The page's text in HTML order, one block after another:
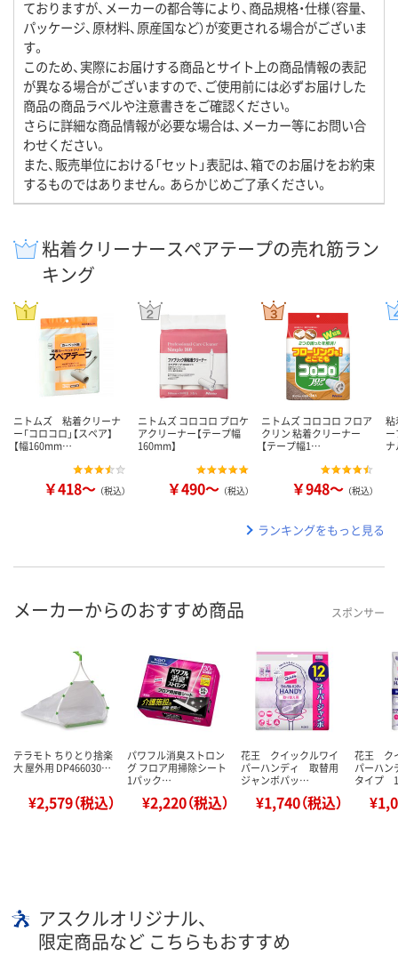
ておりますが、メーカーの都合等により、商品規格・仕様（容量、
パッケージ、原材料、原産国など）が変更される場合がございま
す。
このため、実際にお届けする商品とサイト上の商品情報の表記
が異なる場合がございますので、ご使用前には必ずお届けした
商品の商品ラベルや注意書きをご確認ください。
さらに詳細な商品情報が必要な場合は、メーカー等にお問い合
わせください。
また、販売単位における「セット」表記は、箱でのお届けをお約束
するものではありません。あらかじめご了承ください。
粘着クリーナースペアテープの売れ筋ラン
キング
ニトムズ 粘着クリーナ
ー「コロコロ」【スペア】
【幅160mm…
￥418～ （税込）
ニトムズ コロコロ プロケ
アクリーナー【テープ幅
160mm】
￥490～ （税込）
ニトムズ コロコロ フロア
クリン 粘着クリーナー
【テープ幅1…
￥948～ （税込）
粘
ランキングをもっと見る
メーカーからのおすすめ商品 スポンサー
テラモト ちりとり捨楽
大 屋外用 DP466030…
¥2,579（税込）
パワフル消臭ストロン
グ フロア用掃除シート
1パック…
¥2,220（税込）
花王 クイックルワイ
パーハンディ 取替用
ジャンボパッ…
¥1,740（税込）
花王 ク
パーハン
タイプ
アスクルオリジナル、
限定商品など こちらもおすすめ